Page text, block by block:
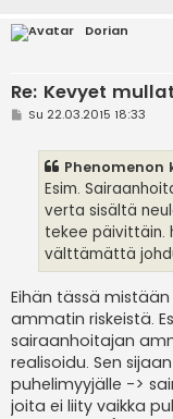
Dorian
Re: Kevyet mullat
VSu 22.03.2015 18:33
Phenomenon
Esim.
verta sisältä
tekee päivittäin.
välttämättä
Eihän tässä
ammatin riskeistä.
sairaanhoitajan
realisoidu. Sen
puhelimyyjälle ->
joita ei liity vaikka